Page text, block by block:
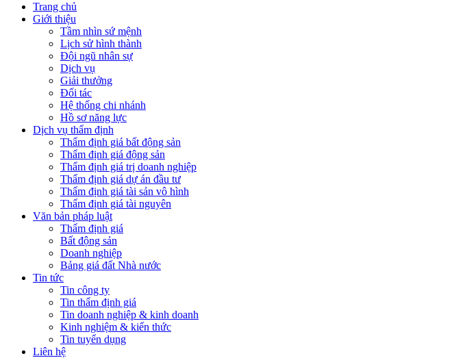
Trang chủ
Giới thiệu
Tầm nhìn sứ mệnh
Lịch sử hình thành
Đội ngũ nhân sự
Dịch vụ
Giải thưởng
Đối tác
Hệ thống chi nhánh
Hồ sơ năng lực
Dịch vụ thẩm định
Thẩm định giá bất động sản
Thẩm định giá động sản
Thẩm định giá trị doanh nghiệp
Thẩm định giá dự án đầu tư
Thẩm định giá tài sản vô hình
Thẩm định giá tài nguyên
Văn bản pháp luật
Thẩm định giá
Bất động sản
Doanh nghiệp
Bảng giá đất Nhà nước
Tin tức
Tin công ty
Tin thẩm định giá
Tin doanh nghiệp & kinh doanh
Kinh nghiệm & kiến thức
Tin tuyển dụng
Liên hệ